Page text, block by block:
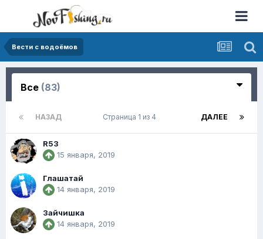
Вести с водоёмов
Все (83)
НАЗАД ДАЛЕЕ
Страница 1 из 4
R53
15 января, 2019
Глашатай
14 января, 2019
Зайчишка
14 января, 2019